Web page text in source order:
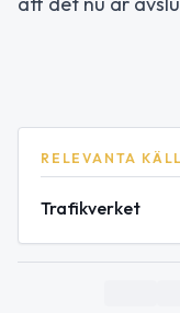
RELEVANTA
Trafikverket